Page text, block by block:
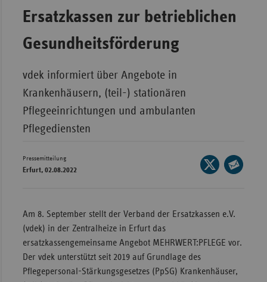
Ersatzkassen zur betrieblichen
Gesundheitsförderung
vdek informiert über Angebote in
Krankenhäusern, (teil-) stationären
Pflegeeinrichtungen und ambulanten
Pflegediensten
Pressemitteilung
Erfurt, 02.08.2022
Seite
auf
E-
Am 8. September stellt der Verband der Ersatzkassen e.V.
(vdek) in der Zentralheize in Erfurt das
ersatzkassengemeinsame Angebot MEHRWERT:PFLEGE vor.
Der vdek unterstützt seit 2019 auf Grundlage des
Pflegepersonal-Stärkungsgesetzes (PpSG) Krankenhäuser,